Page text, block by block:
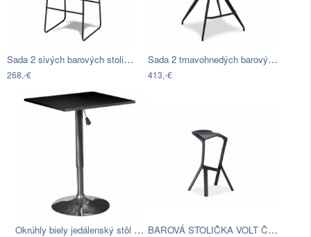
Sada 2 sivých barových stoličiek…
268,-€
Sada 2 tmavohnedých barových stoličiek…
413,-€
Okrúhly biely jedálenský stôl Marckeric… BAROVÁ STOLIČKA VOLT ČIERNA